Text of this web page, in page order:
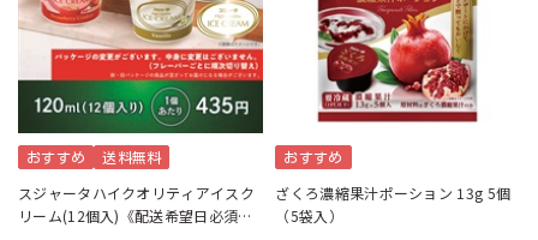
おすすめ 送料無料
スジャータハイクオリティアイスク
リーム(12個入)《配送希望日必須※
おすすめ
ざくろ濃縮果汁ポーション 13g 5個
（5袋入）